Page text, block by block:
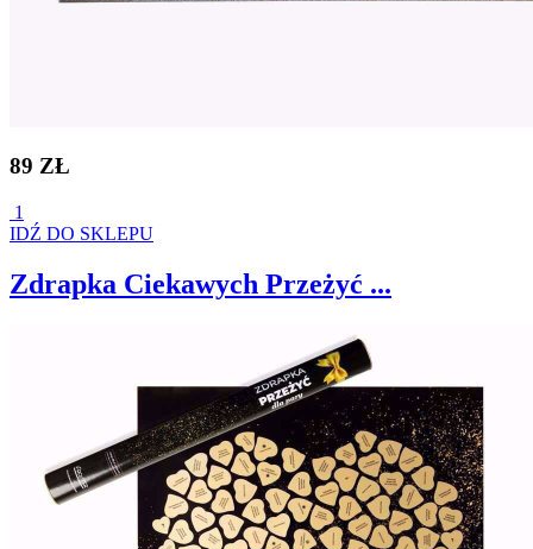
89 ZŁ
1
IDŹ DO SKLEPU
Zdrapka Ciekawych Przeżyć ...